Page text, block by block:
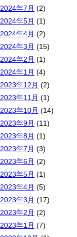
2024年7月 (2)
2024年5月 (1)
2024年4月 (2)
2024年3月 (15)
2024年2月 (1)
2024年1月 (4)
2023年12月 (2)
2023年11月 (1)
2023年10月 (14)
2023年9月 (11)
2023年8月 (1)
2023年7月 (3)
2023年6月 (2)
2023年5月 (1)
2023年4月 (5)
2023年3月 (17)
2023年2月 (2)
2023年1月 (7)